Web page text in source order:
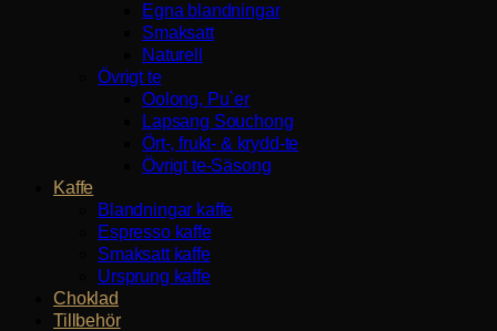
Egna blandningar
Smaksatt
Naturell
Övrigt te
Oolong, Pu`er
Lapsang Souchong
Ört-, frukt- & krydd-te
Övrigt te-Säsong
Kaffe
Blandningar kaffe
Espresso kaffe
Smaksatt kaffe
Ursprung kaffe
Choklad
Tillbehör